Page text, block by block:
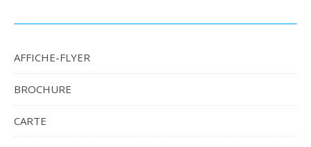
AFFICHE-FLYER
BROCHURE
CARTE